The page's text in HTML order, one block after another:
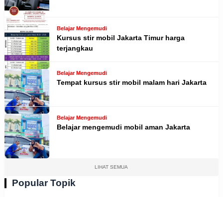
Belajar Mengemudi
Kursus stir mobil Jakarta Timur harga
terjangkau
Belajar Mengemudi
Tempat kursus stir mobil malam hari Jakarta
Belajar Mengemudi
Belajar mengemudi mobil aman Jakarta
LIHAT SEMUA
Popular Topik